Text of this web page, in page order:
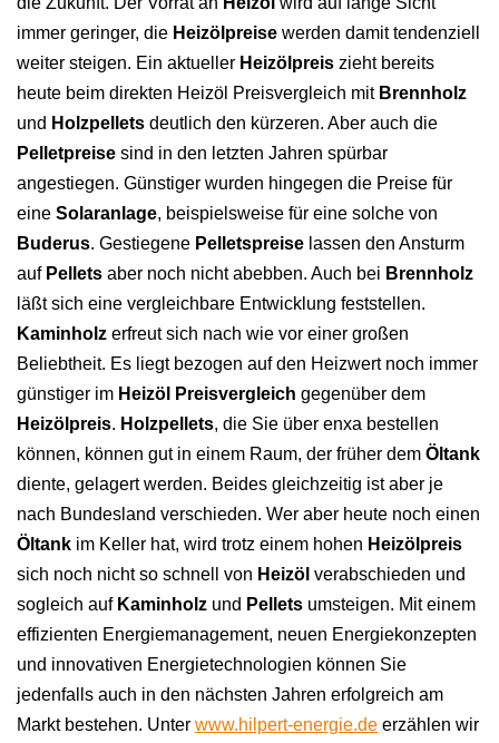
immer geringer, die Heizölpreise werden damit tendenziell
weiter steigen. Ein aktueller Heizölpreis zieht bereits
heute beim direkten Heizöl Preisvergleich mit Brennholz
und Holzpellets deutlich den kürzeren. Aber auch die
Pelletpreise sind in den letzten Jahren spürbar
angestiegen. Günstiger wurden hingegen die Preise für
eine Solaranlage, beispielsweise für eine solche von
Buderus. Gestiegene Pelletspreise lassen den Ansturm
auf Pellets aber noch nicht abebben. Auch bei Brennholz
läßt sich eine vergleichbare Entwicklung feststellen.
Kaminholz erfreut sich nach wie vor einer großen
Beliebtheit. Es liegt bezogen auf den Heizwert noch immer
günstiger im Heizöl Preisvergleich gegenüber dem
Heizölpreis. Holzpellets, die Sie über enxa bestellen
können, können gut in einem Raum, der früher dem Öltank
diente, gelagert werden. Beides gleichzeitig ist aber je
nach Bundesland verschieden. Wer aber heute noch einen
Öltank im Keller hat, wird trotz einem hohen Heizölpreis
sich noch nicht so schnell von Heizöl verabschieden und
sogleich auf Kaminholz und Pellets umsteigen. Mit einem
effizienten Energiemanagement, neuen Energiekonzepten
und innovativen Energietechnologien können Sie
jedenfalls auch in den nächsten Jahren erfolgreich am
Markt bestehen. Unter www.hilpert-energie.de erzählen wir